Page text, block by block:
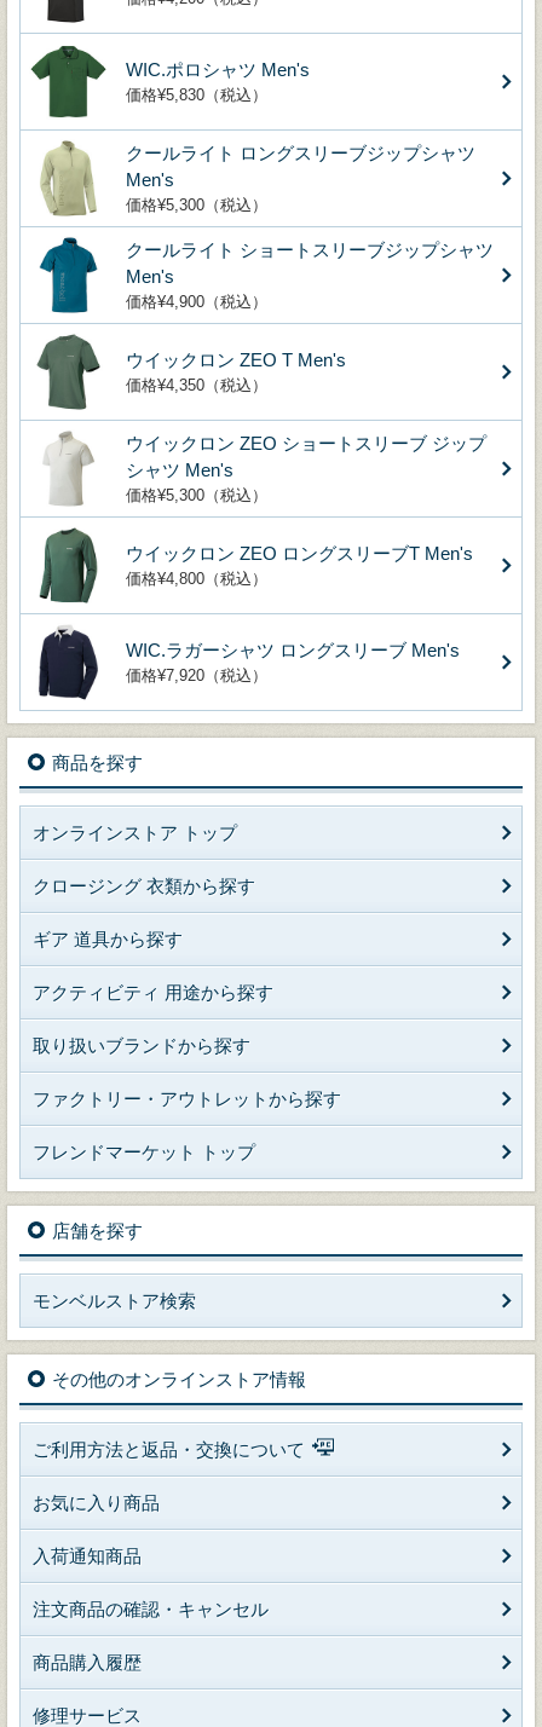
WIC.ポロシャツ Men's
価格¥5,830（税込）
クールライト ロングスリーブジップシャツ
Men's
価格¥5,300（税込）
クールライト ショートスリーブジップシャツ
Men's
価格¥4,900（税込）
ウイックロン ZEO T Men's
価格¥4,350（税込）
ウイックロン ZEO ショートスリーブ ジップ
シャツ Men's
価格¥5,300（税込）
ウイックロン ZEO ロングスリーブT Men's
価格¥4,800（税込）
WIC.ラガーシャツ ロングスリーブ Men's
価格¥7,920（税込）
商品を探す
オンラインストア トップ
クロージング 衣類から探す
ギア 道具から探す
アクティビティ 用途から探す
取り扱いブランドから探す
ファクトリー・アウトレットから探す
フレンドマーケット トップ
店舗を探す
モンベルストア検索
その他のオンラインストア情報
ご利用方法と返品・交換について
お気に入り商品
入荷通知商品
注文商品の確認・キャンセル
商品購入履歴
修理サービス